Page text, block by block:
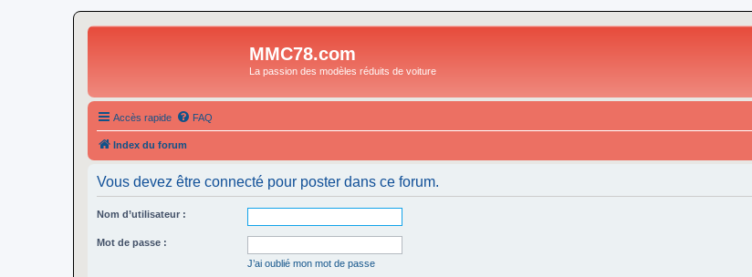
MMC78.com
La passion des modèles réduits de voiture
Accès rapide FAQ
Index du forum
Vous devez être connecté pour poster dans ce forum.
Nom d’utilisateur :
Mot de passe :
J’ai oublié mon mot de passe